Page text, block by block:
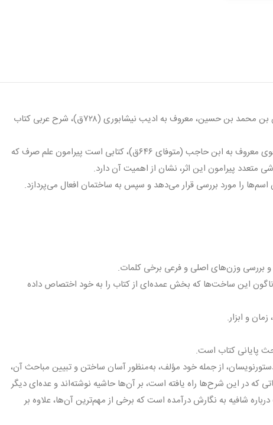
اثر ابو محمد نظام‌ الدین حسن بن محمد بن حسین، معروف به ادیب نیشابورى (۷۲۸ق)، شرح عربى کتاب
کتاب «الشافیه» اثر جمال‌الدین ابى‌عمرو عثمان بن عمر الدوینى، نحوى معروف به ابن حاجب (متوفاى ۶۴۶ق)، کتابى است پیرامون علم صرف که
را مورد بررسى قرار مى‌دهد و سپس به ساختمان افعال مى‌پردازد.
بررسى وزن‌هاى اصلى و فرعى برخى کلمات.
این ساخت‌ها که بخش عمده‌اى از کتاب را به خود اختصاص داده
و ابزار.
پایانى کتاب است.
از جمله خود مؤلف، به‌منظور آسان ساختن و تبیین مباحث آن،
که در این شرح‌ها راه یافته است، بر آن‌ها حاشیه نوشته‌اند و عده‌اى دیگر
شافیه به نگارش درآمده است که برخى از مهم‌ترین آن‌ها، علاوه بر